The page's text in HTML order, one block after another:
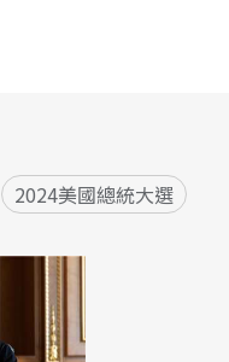
2024美國總統大選